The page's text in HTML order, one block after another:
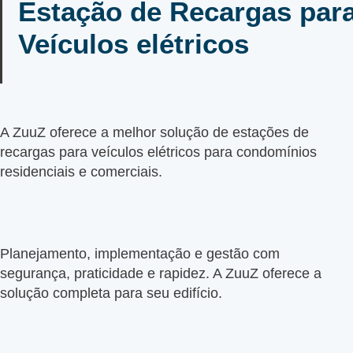
Estação de Recargas
Veículos elétricos
A ZuuZ oferece a melhor solução de estações de
recargas para veículos elétricos para condomínios
residenciais e comerciais.
Planejamento, implementação e gestão com
segurança, praticidade e rapidez. A ZuuZ oferece a
solução completa para seu edifício.